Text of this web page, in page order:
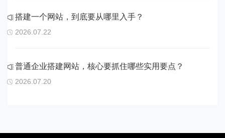
搭建一个网站，到底要从哪里入手？
2026.07.22
普通企业搭建网站，核心要抓住哪些实用要点？
2026.07.20